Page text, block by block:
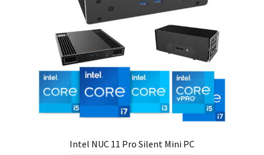
Intel NUC 11 Pro Silent Mini PC